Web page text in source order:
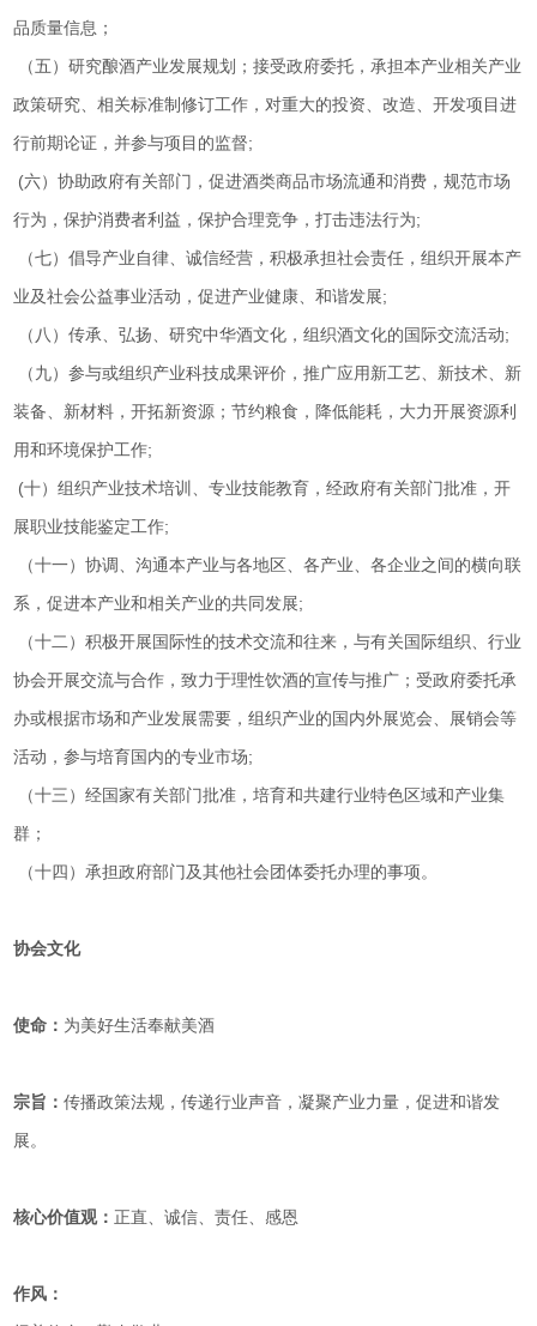
品质量信息；
（五）研究酿酒产业发展规划；接受政府委托，承担本产业相关产业
政策研究、相关标准制修订工作，对重大的投资、改造、开发项目进
行前期论证，并参与项目的监督;
(六）协助政府有关部门，促进酒类商品市场流通和消费，规范市场
行为，保护消费者利益，保护合理竞争，打击违法行为;
（七）倡导产业自律、诚信经营，积极承担社会责任，组织开展本产
业及社会公益事业活动，促进产业健康、和谐发展;
（八）传承、弘扬、研究中华酒文化，组织酒文化的国际交流活动;
（九）参与或组织产业科技成果评价，推广应用新工艺、新技术、新
装备、新材料，开拓新资源；节约粮食，降低能耗，大力开展资源利
用和环境保护工作;
(十）组织产业技术培训、专业技能教育，经政府有关部门批准，开
展职业技能鉴定工作;
（十一）协调、沟通本产业与各地区、各产业、各企业之间的横向联
系，促进本产业和相关产业的共同发展;
（十二）积极开展国际性的技术交流和往来，与有关国际组织、行业
协会开展交流与合作，致力于理性饮酒的宣传与推广；受政府委托承
办或根据市场和产业发展需要，组织产业的国内外展览会、展销会等
活动，参与培育国内的专业市场;
（十三）经国家有关部门批准，培育和共建行业特色区域和产业集
群；
（十四）承担政府部门及其他社会团体委托办理的事项。
协会文化
使命： 为美好生活奉献美酒
宗旨：传播政策法规，传递行业声音，凝聚产业力量，促进和谐发
展。
核心价值观： 正直、诚信、责任、感恩
作风：